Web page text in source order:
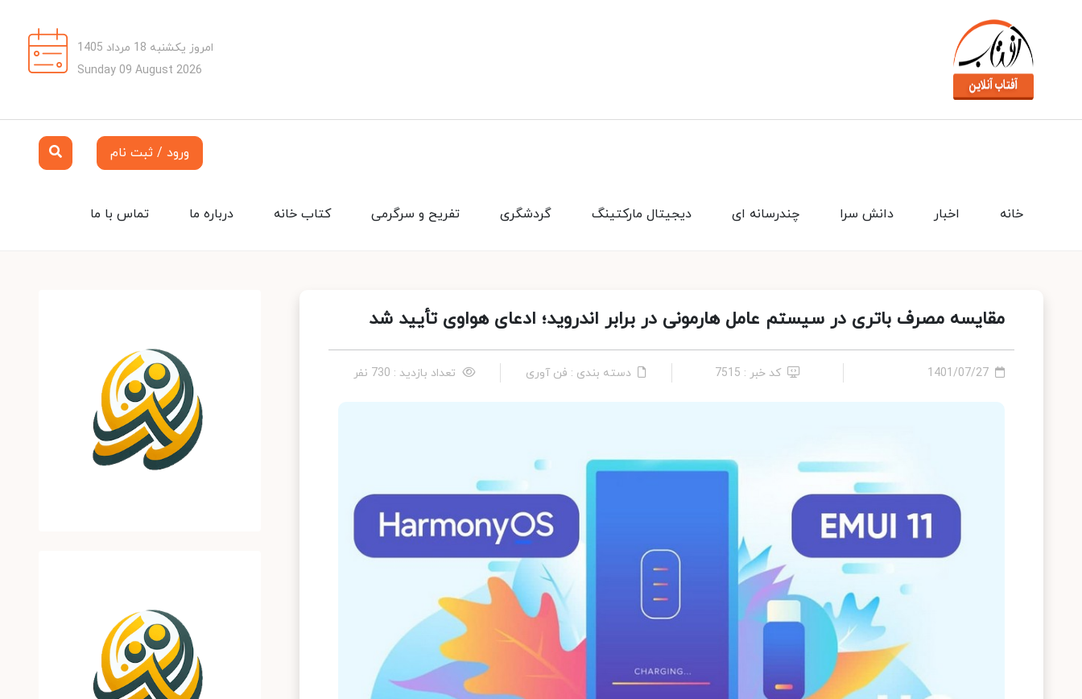
امروز یکشنبه 18 مرداد 1405
Sunday 09 August 2026
ورود / ثبت نام
تماس با ما درباره ما کتاب خانه تفریح و سرگرمی گردشگری دیجیتال مارکتینگ چندرسانه ای دانش سرا اخبار خانه
مقایسه مصرف باتری در سیستم عامل هارمونی در برابر اندروید؛ ادعای هواوی تأیید شد
1401/07/27 کد خبر : 7515 دسته بندی : فن آوری تعداد بازدید : 730 نفر